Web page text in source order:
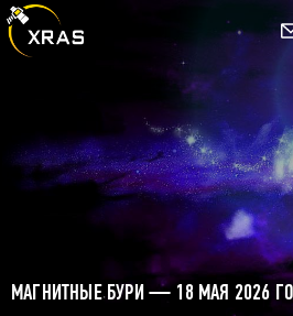
МАГНИТНЫЕ БУРИ — 18 МАЯ 2026